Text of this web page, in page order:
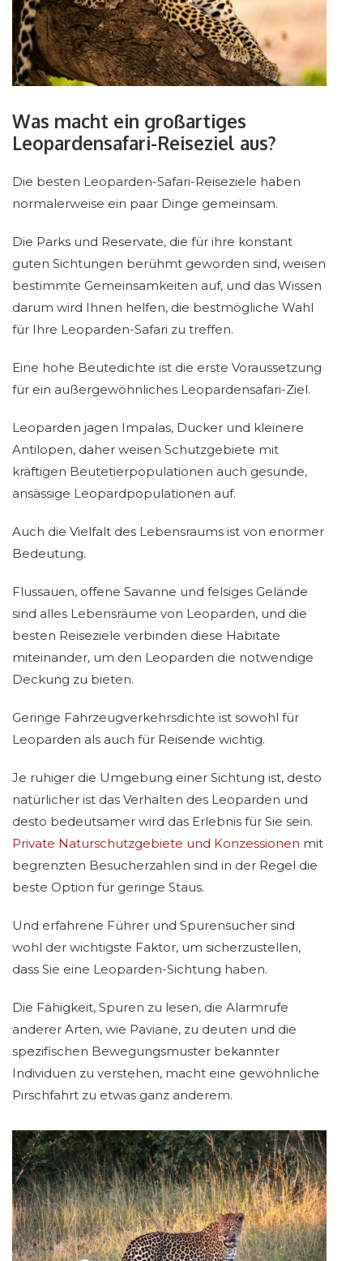
Was macht ein großartiges
Leopardensafari-Reiseziel aus?
Die besten Leoparden-Safari-Reiseziele haben
normalerweise ein paar Dinge gemeinsam.
Die Parks und Reservate, die für ihre konstant
guten Sichtungen berühmt geworden sind, weisen
bestimmte Gemeinsamkeiten auf, und das Wissen
darum wird Ihnen helfen, die bestmögliche Wahl
für Ihre Leoparden-Safari zu treffen.
Eine hohe Beutedichte ist die erste Voraussetzung
für ein außergewöhnliches Leopardensafari-Ziel.
Leoparden jagen Impalas, Ducker und kleinere
Antilopen, daher weisen Schutzgebiete mit
kräftigen Beutetierpopulationen auch gesunde,
ansässige Leopardpopulationen auf.
Auch die Vielfalt des Lebensraums ist von enormer
Bedeutung.
Flussauen, offene Savanne und felsiges Gelände
sind alles Lebensräume von Leoparden, und die
besten Reiseziele verbinden diese Habitate
miteinander, um den Leoparden die notwendige
Deckung zu bieten.
Geringe Fahrzeugverkehrsdichte ist sowohl für
Leoparden als auch für Reisende wichtig.
Je ruhiger die Umgebung einer Sichtung ist, desto
natürlicher ist das Verhalten des Leoparden und
desto bedeutsamer wird das Erlebnis für Sie sein.
Private Naturschutzgebiete und Konzessionen mit
begrenzten Besucherzahlen sind in der Regel die
beste Option für geringe Staus.
Und erfahrene Führer und Spurensucher sind
wohl der wichtigste Faktor, um sicherzustellen,
dass Sie eine Leoparden-Sichtung haben.
Die Fähigkeit, Spuren zu lesen, die Alarmrufe
anderer Arten, wie Paviane, zu deuten und die
spezifischen Bewegungsmuster bekannter
Individuen zu verstehen, macht eine gewöhnliche
Pirschfahrt zu etwas ganz anderem.